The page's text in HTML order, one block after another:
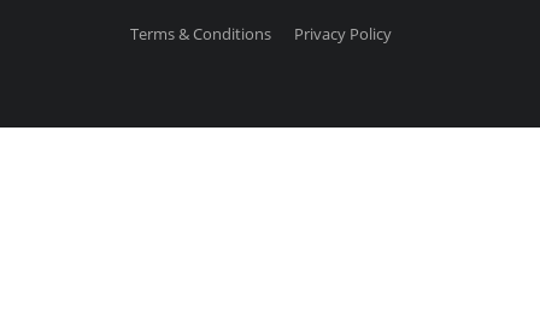
Terms & Conditions Privacy Policy